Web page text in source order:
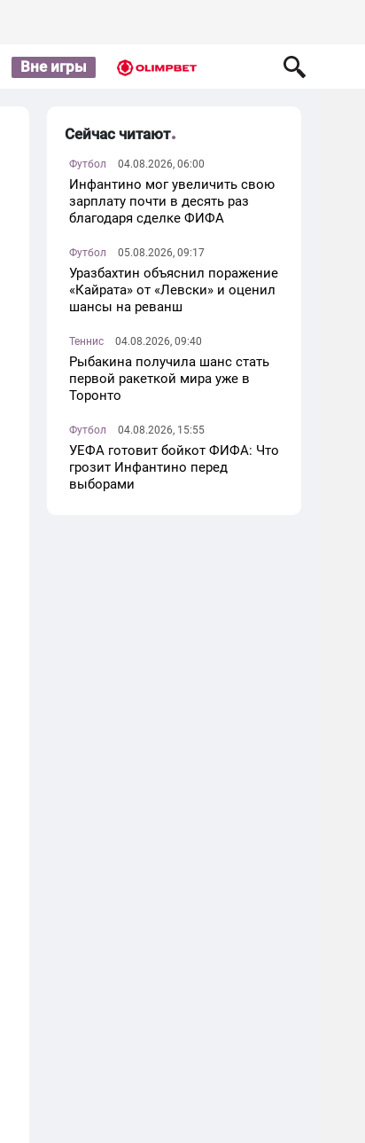
Вне игры
Сейчас читают
Футбол 04.08.2026, 06:00
Инфантино мог увеличить свою
зарплату почти в десять раз
благодаря сделке ФИФА
Футбол 05.08.2026, 09:17
Уразбахтин объяснил поражение
«Кайрата» от «Левски» и оценил
шансы на реванш
Теннис 04.08.2026, 09:40
Рыбакина получила шанс стать
первой ракеткой мира уже в
Торонто
Футбол 04.08.2026, 15:55
УЕФА готовит бойкот ФИФА: Что
грозит Инфантино перед
выборами